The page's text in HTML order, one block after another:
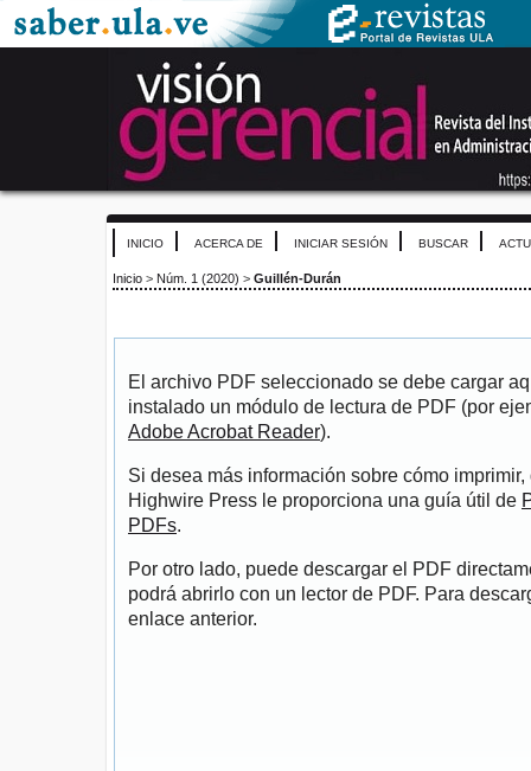
INICIO ACERCA DE INICIAR SESIÓN BUSCAR
Inicio > Núm. 1 (2020) > Guillén-Durán
El archivo PDF seleccionado se debe cargar
instalado un módulo de lectura de PDF (por
Adobe Acrobat Reader).
Si desea más información sobre cómo
Highwire Press le proporciona una guía útil de
PDFs.
Por otro lado, puede descargar el PDF
podrá abrirlo con un lector de PDF. Para
enlace anterior.